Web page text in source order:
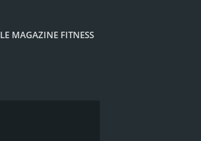
LE MAGAZINE FITNESS